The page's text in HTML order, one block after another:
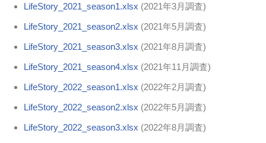
LifeStory_2021_season1.xlsx (2021年3月調査)
LifeStory_2021_season2.xlsx (2021年5月調査)
LifeStory_2021_season3.xlsx (2021年8月調査)
LifeStory_2021_season4.xlsx (2021年11月調査)
LifeStory_2022_season1.xlsx (2022年2月調査)
LifeStory_2022_season2.xlsx (2022年5月調査)
LifeStory_2022_season3.xlsx (2022年8月調査)